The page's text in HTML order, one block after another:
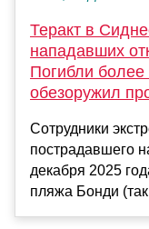
Теракт в
нападавших
Погибли более
обезоружил
Сотрудники
пострадавшего
декабря 2025
пляжа Бонди